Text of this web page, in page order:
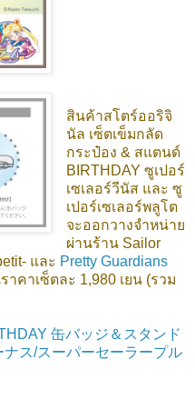
สินค้าสโตร์ออริจิ
นัล เซ็ตเข็มกลัด
กระป๋อง & สแตนด์
BIRTHDAY ซูเปอร์
เซเลอร์วีนัส และ ซู
เปอร์เซเลอร์พลูโต
จะออกวางจำหน่าย
ผ่านร้าน Sailor
และ Pretty Guardians
คาเซ็ตละ 1,980 เยน (รวม
缶バッジ＆スタンド
ス/スーパーセーラープル